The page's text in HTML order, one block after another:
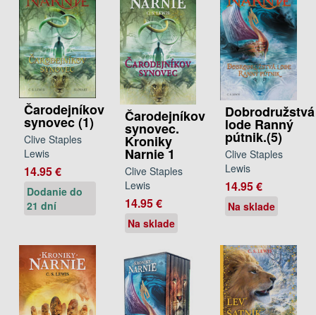
Čarodejníkov
synovec (1)
Clive Staples
Lewis
14.95 €
Dodanie do
21 dní
Čarodejníkov
synovec.
Kroniky
Narnie 1
Clive Staples
Lewis
14.95 €
Na sklade
Dobrodružstvá
lode Ranný
pútnik.(5)
Clive Staples
Lewis
14.95 €
Na sklade